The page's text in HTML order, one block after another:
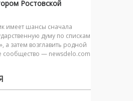
Ростовской
имеет шансы сначала
думу по спискам
а затем возглавить родной
сообщество — newsdelo.com